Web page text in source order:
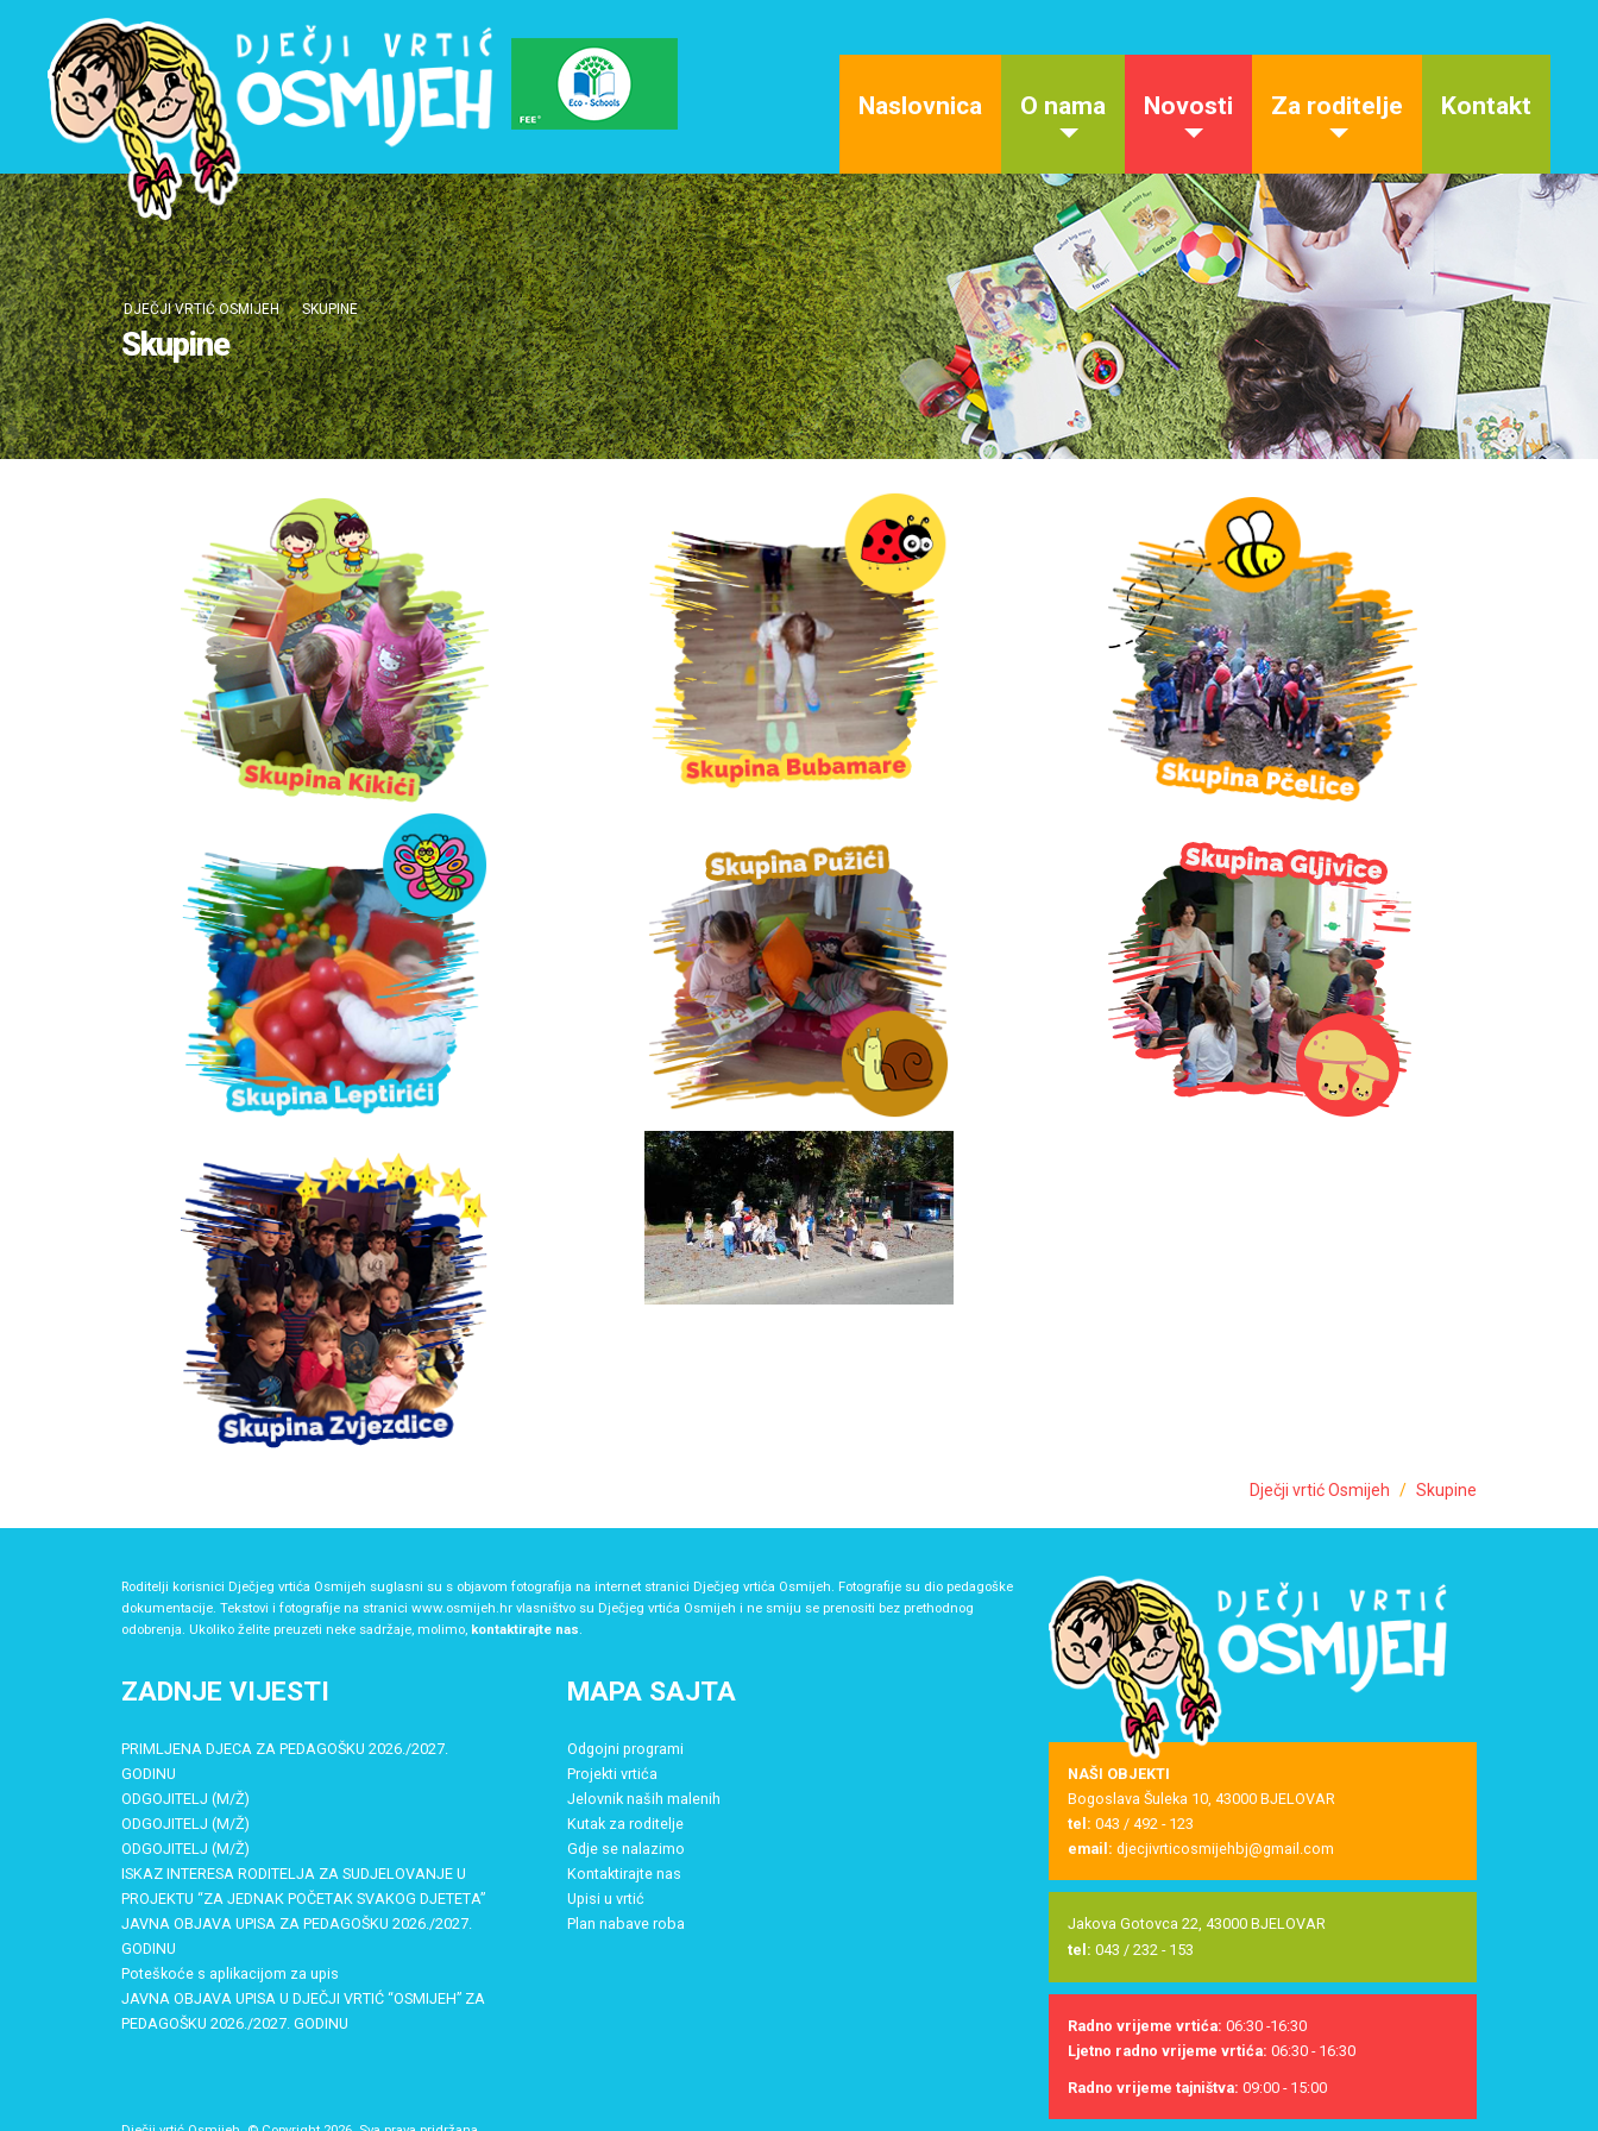
Naslovnica O nama Novosti Za roditelje Kontakt
DJEČJI VRTIĆ OSMIJEH SKUPINE
Skupine
Dječji vrtić Osmijeh Skupine
Roditelji korisnici Dječjeg vrtića Osmijeh suglasni su s objavom fotografija na internet stranici Dječjeg vrtića Osmijeh. Fotografije su dio pedagoške
dokumentacije. Tekstovi i fotografije na stranici www.osmijeh.hr vlasništvo su Dječjeg vrtića Osmijeh i ne smiju se prenositi bez prethodnog
odobrenja. Ukoliko želite preuzeti neke sadržaje, molimo, kontaktirajte nas.
ZADNJE VIJESTI
PRIMLJENA DJECA ZA PEDAGOŠKU 2026./2027.
GODINU
ODGOJITELJ (M/Ž)
ODGOJITELJ (M/Ž)
ODGOJITELJ (M/Ž)
ISKAZ INTERESA RODITELJA ZA SUDJELOVANJE U
PROJEKTU “ZA JEDNAK POČETAK SVAKOG DJETETA”
JAVNA OBJAVA UPISA ZA PEDAGOŠKU 2026./2027.
GODINU
Poteškoće s aplikacijom za upis
JAVNA OBJAVA UPISA U DJEČJI VRTIĆ “OSMIJEH” ZA
PEDAGOŠKU 2026./2027. GODINU
MAPA SAJTA
Odgojni programi
Projekti vrtića
Jelovnik naših malenih
Kutak za roditelje
Gdje se nalazimo
Kontaktirajte nas
Upisi u vrtić
Plan nabave roba
NAŠI OBJEKTI
Bogoslava Šuleka 10, 43000 BJELOVAR
tel: 043 / 492 - 123
email: djecjivrticosmijehbj@gmail.com
Jakova Gotovca 22, 43000 BJELOVAR
tel: 043 / 232 - 153
Radno vrijeme vrtića: 06:30 -16:30
Ljetno radno vrijeme vrtića: 06:30 - 16:30
Radno vrijeme tajništva: 09:00 - 15:00